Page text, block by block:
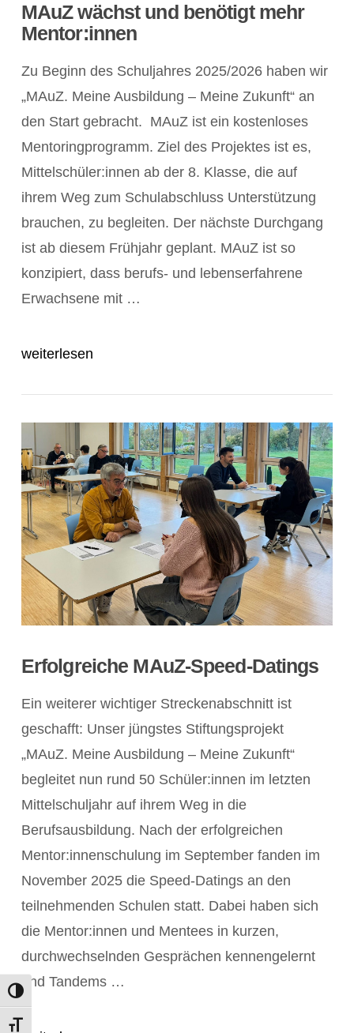
Umschalten auf hohe Kontraste
Schrift vergrößern
POST ANZEIGEN
MAuZ wächst und benötigt mehr
Mentor:innen
Zu Beginn des Schuljahres 2025/2026 haben wir
„MAuZ. Meine Ausbildung – Meine Zukunft“ an
den Start gebracht. MAuZ ist ein kostenloses
Mentoringprogramm. Ziel des Projektes ist es,
Mittelschüler:innen ab der 8. Klasse, die auf
ihrem Weg zum Schulabschluss Unterstützung
brauchen, zu begleiten. Der nächste Durchgang
ist ab diesem Frühjahr geplant. MAuZ ist so
konzipiert, dass berufs- und lebenserfahrene
Erwachsene mit …
weiterlesen
POST ANZEIGEN
Erfolgreiche MAuZ-Speed-Datings
Ein weiterer wichtiger Streckenabschnitt ist
geschafft: Unser jüngstes Stiftungsprojekt
„MAuZ. Meine Ausbildung – Meine Zukunft“
begleitet nun rund 50 Schüler:innen im letzten
Mittelschuljahr auf ihrem Weg in die
Berufsausbildung. Nach der erfolgreichen
Mentor:innenschulung im September fanden im
November 2025 die Speed-Datings an den
teilnehmenden Schulen statt. Dabei haben sich
die Mentor:innen und Mentees in kurzen,
durchwechselnden Gesprächen kennengelernt
und Tandems …